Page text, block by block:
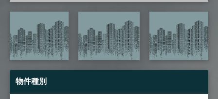
物件種別